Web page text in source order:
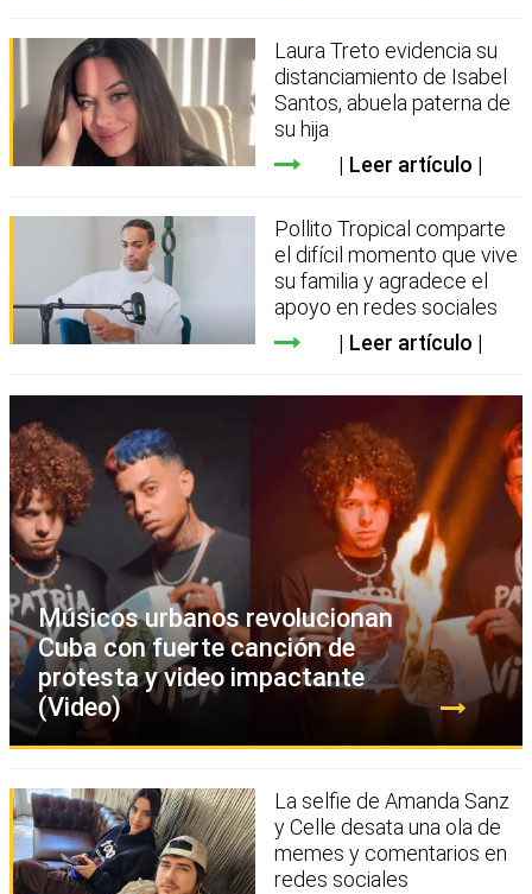
Laura Treto evidencia su
distanciamiento de Isabel
Santos, abuela paterna de
su hija
Leer artículo
Pollito Tropical comparte
el difícil momento que vive
su familia y agradece el
apoyo en redes sociales
Leer artículo
Músicos urbanos revolucionan
Cuba con fuerte canción de
protesta y video impactante
(Video)
La selfie de Amanda Sanz
y Celle desata una ola de
memes y comentarios en
redes sociales